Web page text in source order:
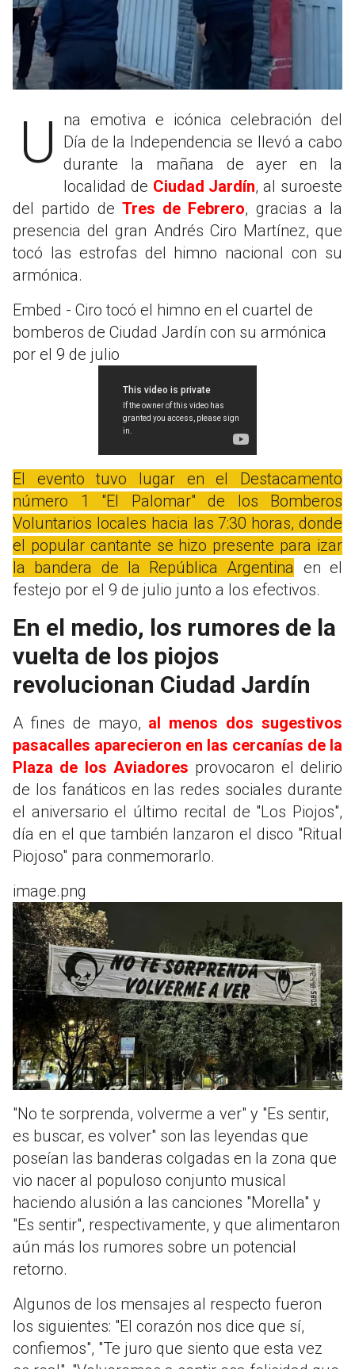
Una emotiva e icónica celebración del
Día de la Independencia se llevó a cabo
durante la mañana de ayer en la
localidad de Ciudad Jardín, al suroeste
del partido de Tres de Febrero, gracias a la
presencia del gran Andrés Ciro Martínez, que
tocó las estrofas del himno nacional con su
armónica.
Embed - Ciro tocó el himno en el cuartel de
bomberos de Ciudad Jardín con su armónica
por el 9 de julio
El evento tuvo lugar en el Destacamento
número 1 "El Palomar" de los Bomberos
Voluntarios locales hacia las 7:30 horas, donde
el popular cantante se hizo presente para izar
la bandera de la República Argentina en el
festejo por el 9 de julio junto a los efectivos.
En el medio, los rumores de la
vuelta de los piojos
revolucionan Ciudad Jardín
A fines de mayo, al menos dos sugestivos
pasacalles aparecieron en las cercanías de la
Plaza de los Aviadores provocaron el delirio
de los fanáticos en las redes sociales durante
el aniversario el último recital de "Los Piojos",
día en el que también lanzaron el disco "Ritual
Piojoso" para conmemorarlo.
image.png
"No te sorprenda, volverme a ver" y "Es sentir,
es buscar, es volver" son las leyendas que
poseían las banderas colgadas en la zona que
vio nacer al populoso conjunto musical
haciendo alusión a las canciones "Morella" y
"Es sentir", respectivamente, y que alimentaron
aún más los rumores sobre un potencial
retorno.
Algunos de los mensajes al respecto fueron
los siguientes: "El corazón nos dice que sí,
confiemos", "Te juro que siento que esta vez